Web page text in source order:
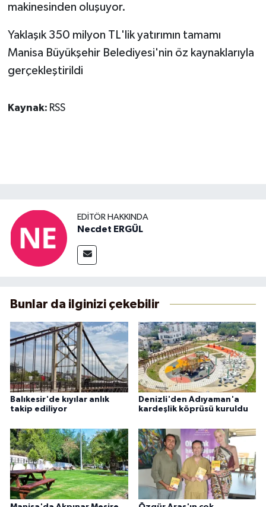
makinesinden oluşuyor.
Yaklaşık 350 milyon TL'lik yatırımın tamamı
Manisa Büyükşehir Belediyesi'nin öz kaynaklarıyla
gerçekleştirildi
Kaynak: RSS
EDITÖR HAKKINDA
Necdet ERGÜL
Bunlar da ilginizi çekebilir
Balıkesir'de kıyılar anlık
takip ediliyor
Denizli'den Adıyaman'a
kardeşlik köprüsü kuruldu